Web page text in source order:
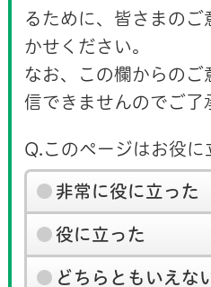
るために、皆さまのご
かせください。
なお、この欄からのご
信できませんのでご了
Q.このページはお役に
非常に役に立った
役に立った
どちらともいえな